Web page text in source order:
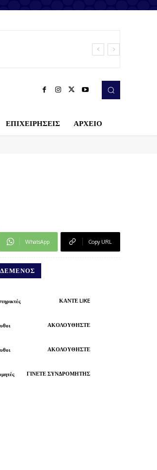
ΕΠΙΧΕΙΡΗΣΕΙΣ ΑΡΧΕΙΟ
WhatsApp Copy URL
ΚΆΝΤΕ LIKE
ΑΚΟΛΟΥΘΉΣΤΕ
ΑΚΟΛΟΥΘΉΣΤΕ
ΓΊΝΕΤΕ ΣΥΝΔΡΟΜΗΤΉΣ